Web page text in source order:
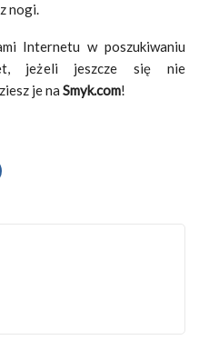
nogi.
Internetu w poszukiwaniu
jeżeli jeszcze się nie
je na Smyk.com!